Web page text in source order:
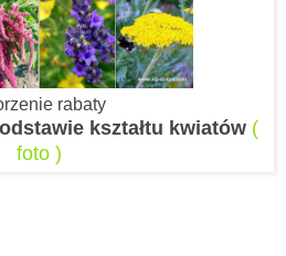
rabaty
kształtu kwiatów (
foto )